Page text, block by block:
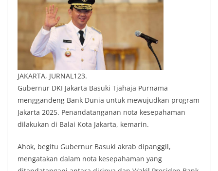
JAKARTA, JURNAL123.
Gubernur DKI Jakarta Basuki Tjahaja Purnama
menggandeng Bank Dunia untuk mewujudkan program
Jakarta 2025. Penandatanganan nota kesepahaman
dilakukan di Balai Kota Jakarta, kemarin.
Ahok, begitu Gubernur Basuki akrab dipanggil,
mengatakan dalam nota kesepahaman yang